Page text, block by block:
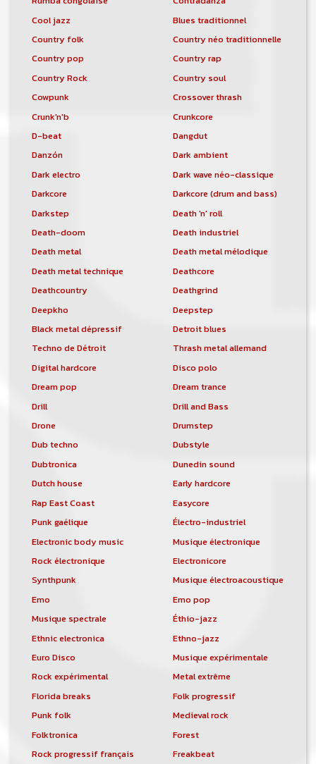
Cool jazz
Blues traditionnel
Country folk
Country néo traditionnelle
Country pop
Country rap
Country Rock
Country soul
Cowpunk
Crossover thrash
Crunk'n'b
Crunkcore
D-beat
Dangdut
Danzón
Dark ambient
Dark electro
Dark wave néo-classique
Darkcore
Darkcore (drum and bass)
Darkstep
Death 'n' roll
Death-doom
Death industriel
Death metal
Death metal mélodique
Death metal technique
Deathcore
Deathcountry
Deathgrind
Deepkho
Deepstep
Black metal dépressif
Detroit blues
Techno de Détroit
Thrash metal allemand
Digital hardcore
Disco polo
Dream pop
Dream trance
Drill
Drill and Bass
Drone
Drumstep
Dub techno
Dubstyle
Dubtronica
Dunedin sound
Dutch house
Early hardcore
Rap East Coast
Easycore
Punk gaélique
Électro-industriel
Electronic body music
Musique électronique
Rock électronique
Electronicore
Synthpunk
Musique électroacoustique
Emo
Emo pop
Musique spectrale
Éthio-jazz
Ethnic electronica
Ethno-jazz
Euro Disco
Musique expérimentale
Rock expérimental
Metal extrême
Florida breaks
Folk progressif
Punk folk
Medieval rock
Folktronica
Forest
Rock progressif français
Freakbeat